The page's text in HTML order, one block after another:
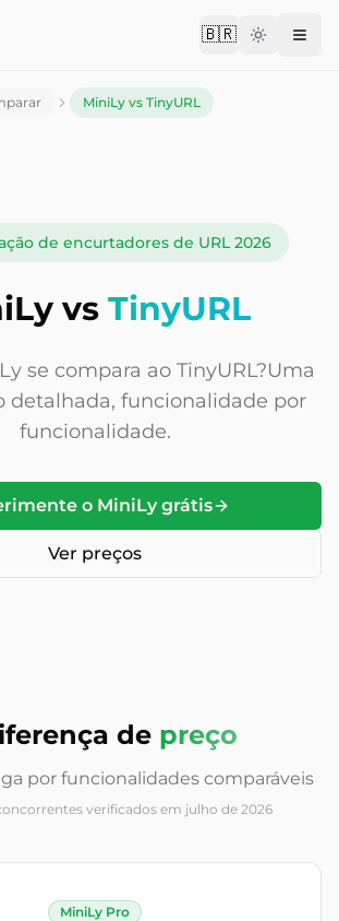
🇧🇷Change
MiniLy vs TinyURL
de encurtadores de URL 2026
vs TinyURL
se compara ao TinyURL?Uma
detalhada, funcionalidade por
funcionalidade.
o MiniLy grátis
Ver preços
de preço
por funcionalidades comparáveis
verificados em julho de 2026
MiniLy Pro